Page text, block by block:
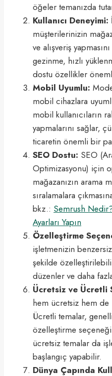
öğeler temanızda
Kullanıcı Deneyimi:
müşterilerinizin
ve alışveriş
gezinme, hızlı
dostu özellikler
Mobil Uyumlu:
mobil cihazlara
mobil kullanıcıların
yapmalarını sağlar,
ticaretin önemli bir
SEO Dostu: SEO
Optimizasyonu) için
mağazanızın arama
sıralamalara
bkz.: Semrush
Ayarları Yapın
Özelleştirme
işletmenizin
şekilde
düzenler ve daha
Ücretsiz ve Ücretli
hem ücretsiz hem de
Ücretli temalar,
özelleştirme
ücretsiz temalar da
başlangıç yapabilir.
Dünya Çapında